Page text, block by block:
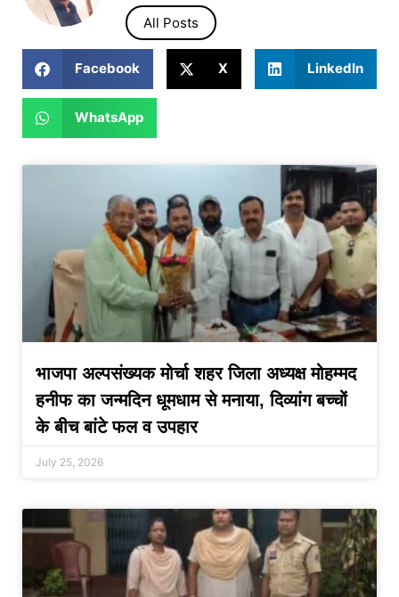
All Posts
Facebook X LinkedIn
WhatsApp
भाजपा अल्पसंख्यक मोर्चा शहर जिला अध्यक्ष मोहम्मद
हनीफ का जन्मदिन धूमधाम से मनाया, दिव्यांग बच्चों
के बीच बांटे फल व उपहार
July 25, 2026